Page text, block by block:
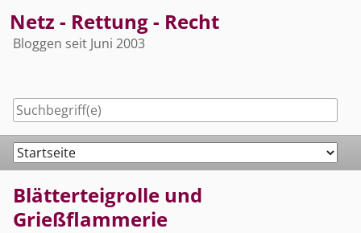
to
content
Netz - Rettung - Recht
Bloggen seit Juni 2003
Navigation
Blätterteigrolle und
Grießflammerie